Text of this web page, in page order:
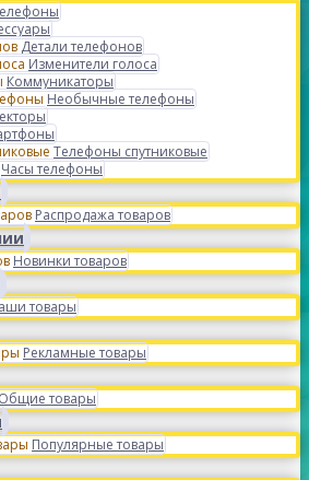
Детали телефонов
Изменители голоса
Коммуникаторы
Необычные телефоны
Телефоны спутниковые
Часы телефоны
Распродажа товаров
Новинки товаров
товары
Рекламные товары
Общие товары
Популярные товары